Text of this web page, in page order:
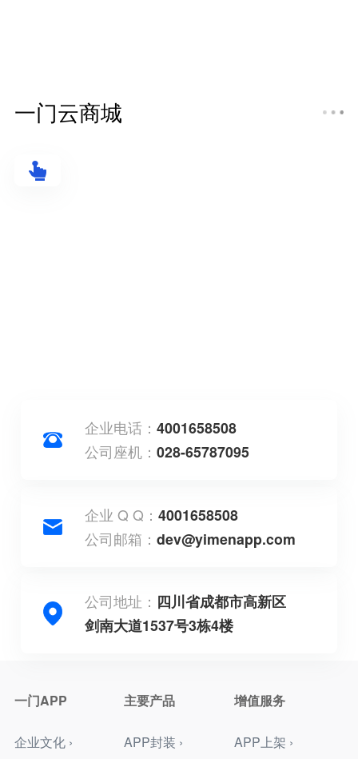
一门云商城
企业电话：4001658508
公司座机：028-65787095
企业 Q Q：4001658508
公司邮箱：dev@yimenapp.com
公司地址： 四川省成都市高新区
剑南大道1537号3栋4楼
一门APP
企业文化 ›
主要产品
APP封装 ›
增值服务
APP上架 ›